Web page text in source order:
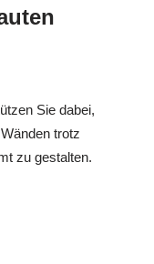
Sie dabei,
trotz
zu gestalten.